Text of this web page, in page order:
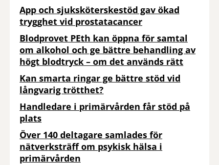
App och sjuksköterskestöd gav ökad
trygghet vid prostatacancer
Blodprovet PEth kan öppna för samtal
om alkohol och ge bättre behandling av
högt blodtryck – om det används rätt
Kan smarta ringar ge bättre stöd vid
långvarig trötthet?
Handledare i primärvården får stöd på
plats
Över 140 deltagare samlades för
nätverksträff om psykisk hälsa i
primärvården